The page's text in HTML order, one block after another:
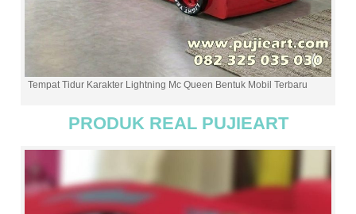
Tempat Tidur Karakter Lightning Mc Queen Bentuk Mobil Terbaru
PRODUK REAL PUJIEART